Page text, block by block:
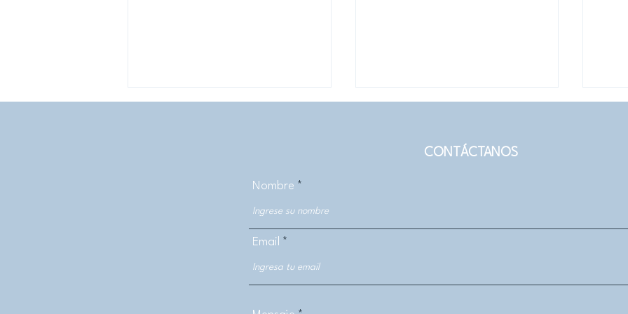
Profesor emérito Edgardo
Neira imparte charla a
La revelación de un
CONTÁCTANOS
Nombre
Email